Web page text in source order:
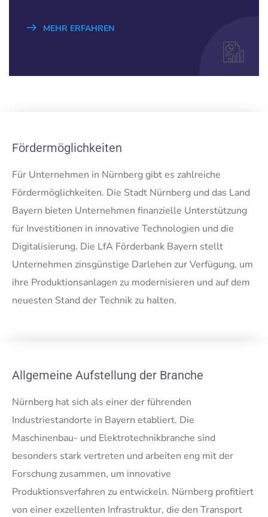
MEHR ERFAHREN
Fördermöglichkeiten
Für Unternehmen in Nürnberg gibt es zahlreiche
Fördermöglichkeiten. Die Stadt Nürnberg und das Land
Bayern bieten Unternehmen finanzielle Unterstützung
für Investitionen in innovative Technologien und die
Digitalisierung. Die LfA Förderbank Bayern stellt
Unternehmen zinsgünstige Darlehen zur Verfügung, um
ihre Produktionsanlagen zu modernisieren und auf dem
neuesten Stand der Technik zu halten.
Allgemeine Aufstellung der Branche
Nürnberg hat sich als einer der führenden
Industriestandorte in Bayern etabliert. Die
Maschinenbau- und Elektrotechnikbranche sind
besonders stark vertreten und arbeiten eng mit der
Forschung zusammen, um innovative
Produktionsverfahren zu entwickeln. Nürnberg profitiert
von einer exzellenten Infrastruktur, die den Transport